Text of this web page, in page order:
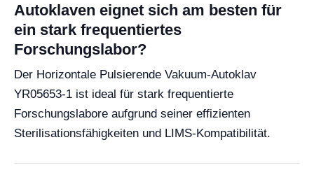
Autoklaven eignet sich am besten für
ein stark frequentiertes
Forschungslabor?
Der Horizontale Pulsierende Vakuum-Autoklav
YR05653-1 ist ideal für stark frequentierte
Forschungslabore aufgrund seiner effizienten
Sterilisationsfähigkeiten und LIMS-Kompatibilität.